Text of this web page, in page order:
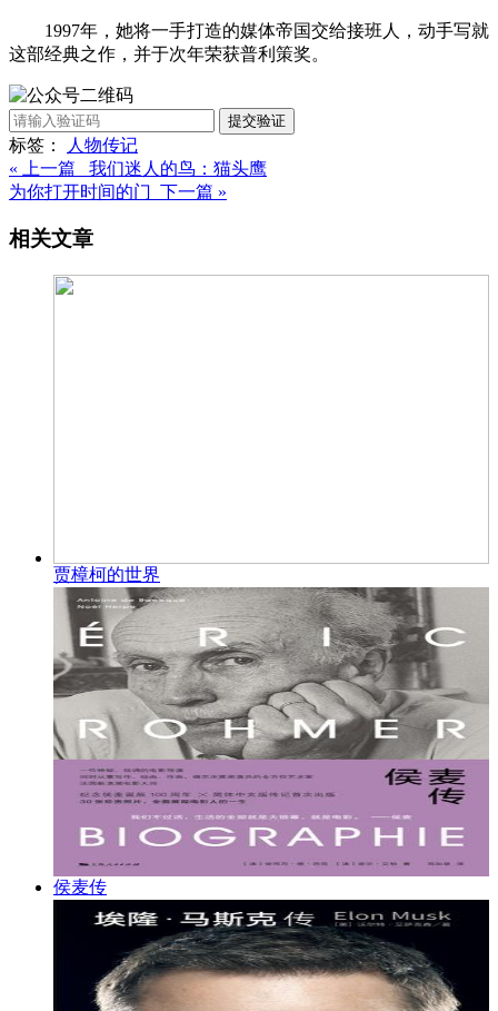
1997年，她将一手打造的媒体帝国交给接班人，动手写就
这部经典之作，并于次年荣获普利策奖。
提交验证
标签： 人物传记
« 上一篇 我们迷人的鸟：猫头鹰
为你打开时间的门 下一篇 »
相关文章
贾樟柯的世界
侯麦传